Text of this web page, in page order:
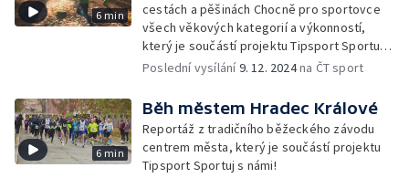
6 min
cestách a pěšinách Chocně pro sportovce
všech věkových kategorií a výkonností,
který je součástí projektu Tipsport Sportuj
s námi!
Poslední vysílání9. 12. 2024na ČT sport
6 min
Běh městem Hradec Králové
Reportáž z tradičního běžeckého závodu
centrem města, který je součástí projektu
Tipsport Sportuj s námi!